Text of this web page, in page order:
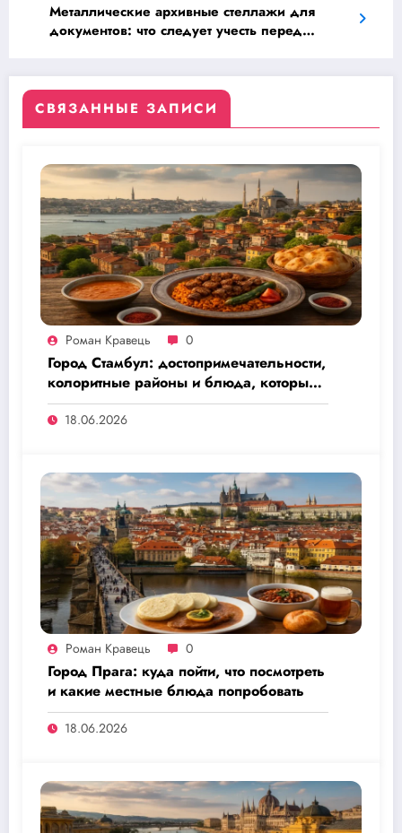
Металлические архивные стеллажи для
документов: что следует учесть перед
СВЯЗАННЫЕ ЗАПИСИ
Роман Кравець 0
Город Стамбул: достопримечательности,
колоритные районы и блюда, которые
запомнятся
18.06.2026
Роман Кравець 0
Город Прага: куда пойти, что посмотреть
и какие местные блюда попробовать
18.06.2026